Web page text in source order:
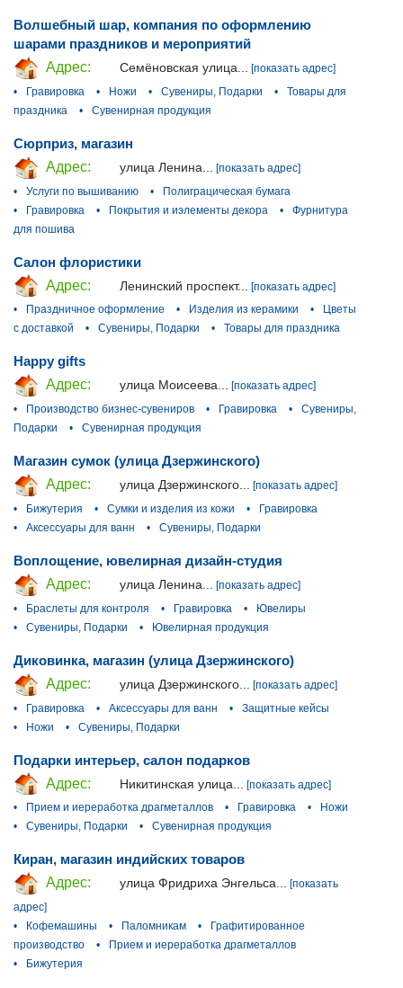
Волшебный шар, компания по оформлению
шарами праздников и мероприятий
Адрес:
Семёновская улица...
[показать адрес]
•
Гравировка • Ножи • Сувениры, Подарки •
Товары для
праздника
• Сувенирная продукция
Сюрприз, магазин
Адрес:
улица Ленина...
[показать адрес]
•
Услуги по вышиванию •
Полиграцическая бумага
•
Гравировка • Покрытия и иэлементы декора •
Фурнитура
для пошива
Салон флористики
Адрес:
Ленинский проспект...
[показать адрес]
•
Праздничное оформление • Изделия из керамики •
Цветы
с доставкой
• Сувениры, Подарки • Товары для праздника
Happy gifts
Адрес:
улица Моисеева... [показать адрес]
•
Производство бизнес-сувениров • Гравировка •
Сувениры,
Подарки
• Сувенирная продукция
Магазин сумок (улица Дзержинского)
Адрес:
улица Дзержинского... [показать адрес]
•
Бижутерия • Сумки и изделия из кожи •
Гравировка
•
Аксессуары для ванн • Сувениры, Подарки
Воплощение, ювелирная дизайн-студия
Адрес:
улица Ленина...
[показать адрес]
•
Браслеты для контроля • Гравировка •
Ювелиры
•
Сувениры, Подарки • Ювелирная продукция
Диковинка, магазин (улица Дзержинского)
Адрес:
улица Дзержинского...
[показать адрес]
•
Гравировка • Аксессуары для ванн •
Защитные кейсы
•
Ножи • Сувениры, Подарки
Подарки интерьер, салон подарков
Адрес:
Никитинская улица...
[показать адрес]
•
Прием и иереработка драгметаллов • Гравировка •
Ножи
•
Сувениры, Подарки • Сувенирная продукция
Киран, магазин индийских товаров
Адрес:
улица Фридриха Энгельса... [показать
адрес]
•
Кофемашины • Паломникам •
Графитированное
производство
•
Прием и иереработка драгметаллов
•
Бижутерия